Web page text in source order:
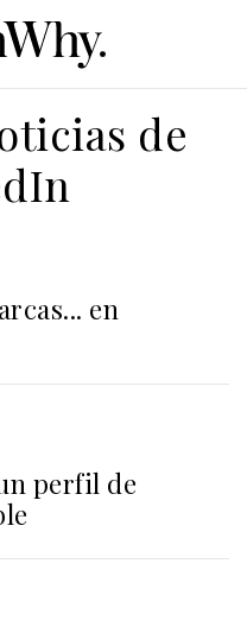
de
en
perfil de